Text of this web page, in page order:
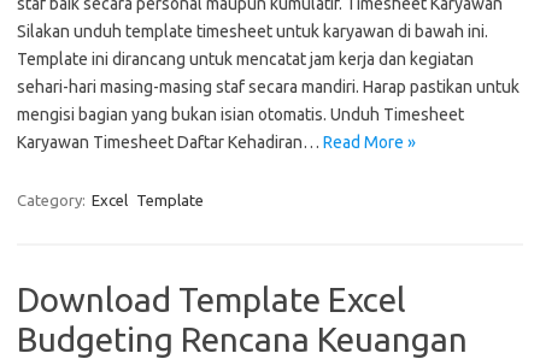
Silakan unduh template timesheet untuk karyawan di bawah ini.
Template ini dirancang untuk mencatat jam kerja dan kegiatan
sehari-hari masing-masing staf secara mandiri. Harap pastikan untuk
mengisi bagian yang bukan isian otomatis. Unduh Timesheet
Karyawan Timesheet Daftar Kehadiran… Read More »
Category: Excel Template
Download Template Excel
Budgeting Rencana Keuangan